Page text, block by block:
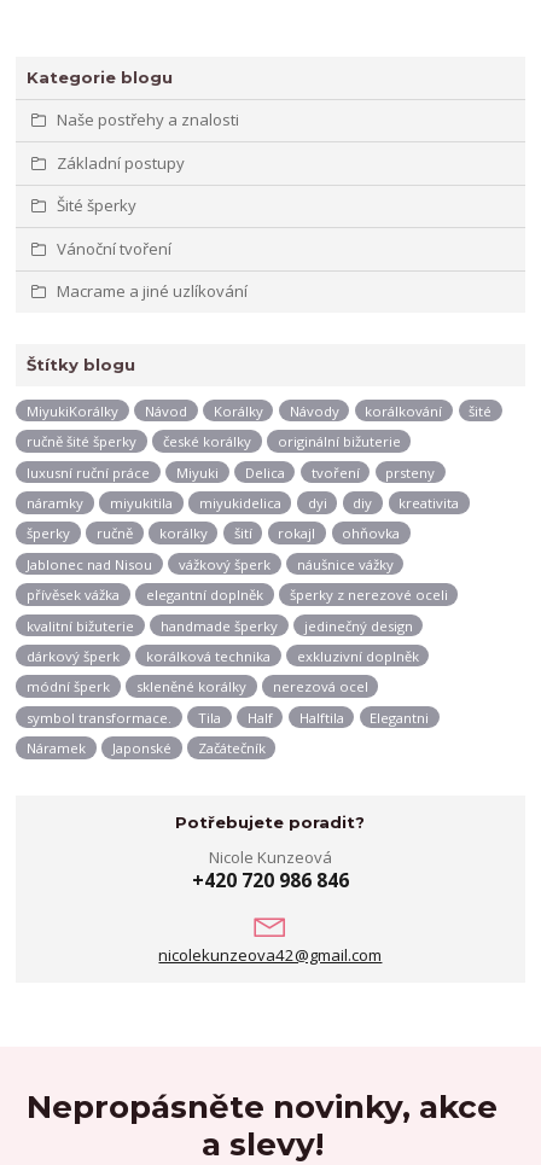
Kategorie blogu
Naše postřehy a znalosti
Základní postupy
Šité šperky
Vánoční tvoření
Macrame a jiné uzlíkování
Štítky blogu
MiyukiKorálky Návod Korálky Návody korálkování
šité
ručně šité šperky
české korálky
originální bižuterie
luxusní ruční práce
Miyuki Delica tvoření
prsteny
náramky
miyukitila miyukidelica dyi diy
kreativita
šperky
ručně korálky šití rokajl
ohňovka
Jablonec nad Nisou
vážkový šperk
náušnice vážky
přívěsek vážka
elegantní doplněk
šperky z nerezové oceli
kvalitní bižuterie
handmade šperky
jedinečný design
dárkový šperk
korálková technika
exkluzivní doplněk
módní šperk
skleněné korálky
nerezová ocel
symbol transformace.
Tila Half Halftila
Elegantni
Náramek
Japonské Začátečník
Potřebujete poradit?
Nicole Kunzeová
+420 720 986 846
nicolekunzeova42@gmail.com
Nepropásněte novinky, akce
a slevy!